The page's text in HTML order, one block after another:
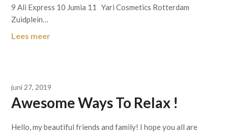
9 Ali Express 10 Jumia 11 Yari Cosmetics Rotterdam
Zuidplein…
Lees meer
juni 27, 2019
Awesome Ways To Relax !
Hello, my beautiful friends and family! I hope you all are